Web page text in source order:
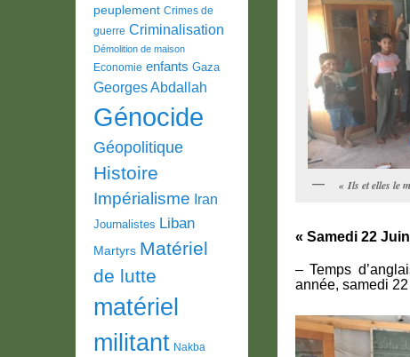
« Ils et elles le
« Samedi 22 Juin
– Temps
année, samedi
peuplement Crimes de
guerre Criminalisation
Démolition de maison
Economie enfants Gaza
Georges Abdallah
Génocide
Géopolitique
Histoire
Impérialisme Iran
Journalistes Liban
Martyrs Matériel
de lutte
matériel
militant Nakba